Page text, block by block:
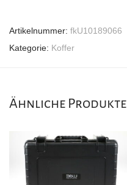
Artikelnummer: fkU10189066
Kategorie: Koffer
Ähnliche Produkte